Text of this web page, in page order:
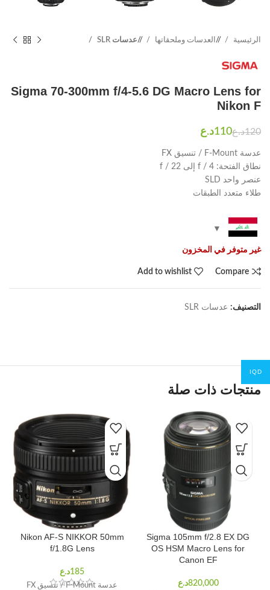
الرئيسية / العدسات وملحقاتها / عدسات SLR
Sigma 70-300mm f/4-5.6 DG Macro Lens for
Nikon F
د.ع د.ع
عدسة F-Mount / تنسيق FX
نطاق الفتحة: f / 4 إلى f / 22
عنصر واحد SLD
طلاء متعدد الطبقات
غير متوفر في المخزون
Compare
Add to wishlist
التصنيف: عدسات SLR
منتجات ذات صلة
Sigma 105mm f/2.8 EX DG
OS HSM Macro Lens for
Canon EF
Nikon AF-S NIKKOR 50mm
f/1.8G Lens
عدسة F-Mount / تنسيق FX
IQD